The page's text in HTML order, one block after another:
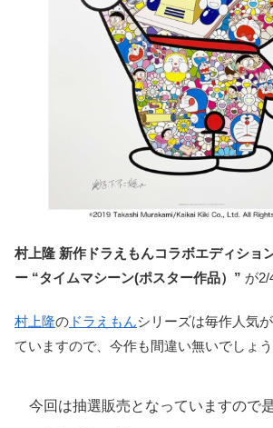
村上隆 新作ドラえもんコラボエディショ
ー “タイムマシーン(ポスター作品）” が2/
村上隆の ドラえもんシリーズは毎作人気
ていますので、今作も間違い無いでしょう
今回は抽選販売となっていますので